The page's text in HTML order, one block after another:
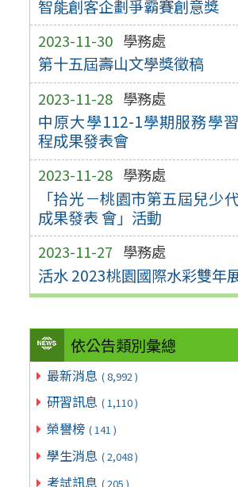
智能創客企劃爭霸賽創意獎
2023-11-30 學務處
第十五屆壽山文學獎徵稿
2023-11-28 學務處
中原大學112-1學期服務學
程成果發表會
2023-11-28 學務處
「拾光－桃園市第五屆兒少
成果發表 會」活動
2023-11-27 學務處
活水 2023桃園國際水彩雙年
依公告類別彙總
最新消息 ( 8,992 )
研習訊息 ( 1,110 )
榮譽榜 ( 141 )
學生消息 ( 2,048 )
考試訊息 ( 205 )